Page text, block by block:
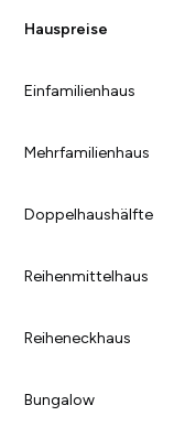
Hauspreise
Einfamilienhaus
Mehrfamilienhaus
Doppelhaushälfte
Reihenmittelhaus
Reiheneckhaus
Bungalow